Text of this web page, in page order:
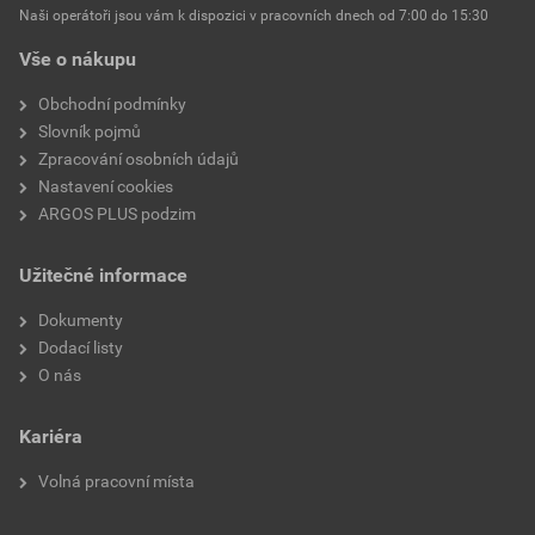
Vše o nákupu
Obchodní podmínky
Slovník pojmů
Zpracování osobních údajů
Nastavení cookies
ARGOS PLUS podzim
Užitečné informace
Dokumenty
Dodací listy
O nás
Kariéra
Volná pracovní místa
Naši operátoři jsou vám k dispozici v pracovních dnech od 7:00 do 15:30